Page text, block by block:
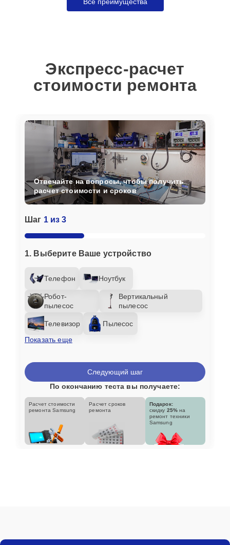
Экспресс-расчет
стоимости ремонта
Шаг 1 из 3
1. Выберите Ваше устройство
Телефон Ноутбук
Робот-
пылесос
Вертикальный
пылесос
Телевизор
Пылесос
Показать еще
Отвечайте на вопросы, чтобы получить
расчет стоимости и сроков
Следующий шаг
По окончанию теста вы получаете:
Расчет стоимости
ремонта Samsung
Расчет сроков
ремонта
Подарок:
скидку 25% на
ремонт техники
Samsung